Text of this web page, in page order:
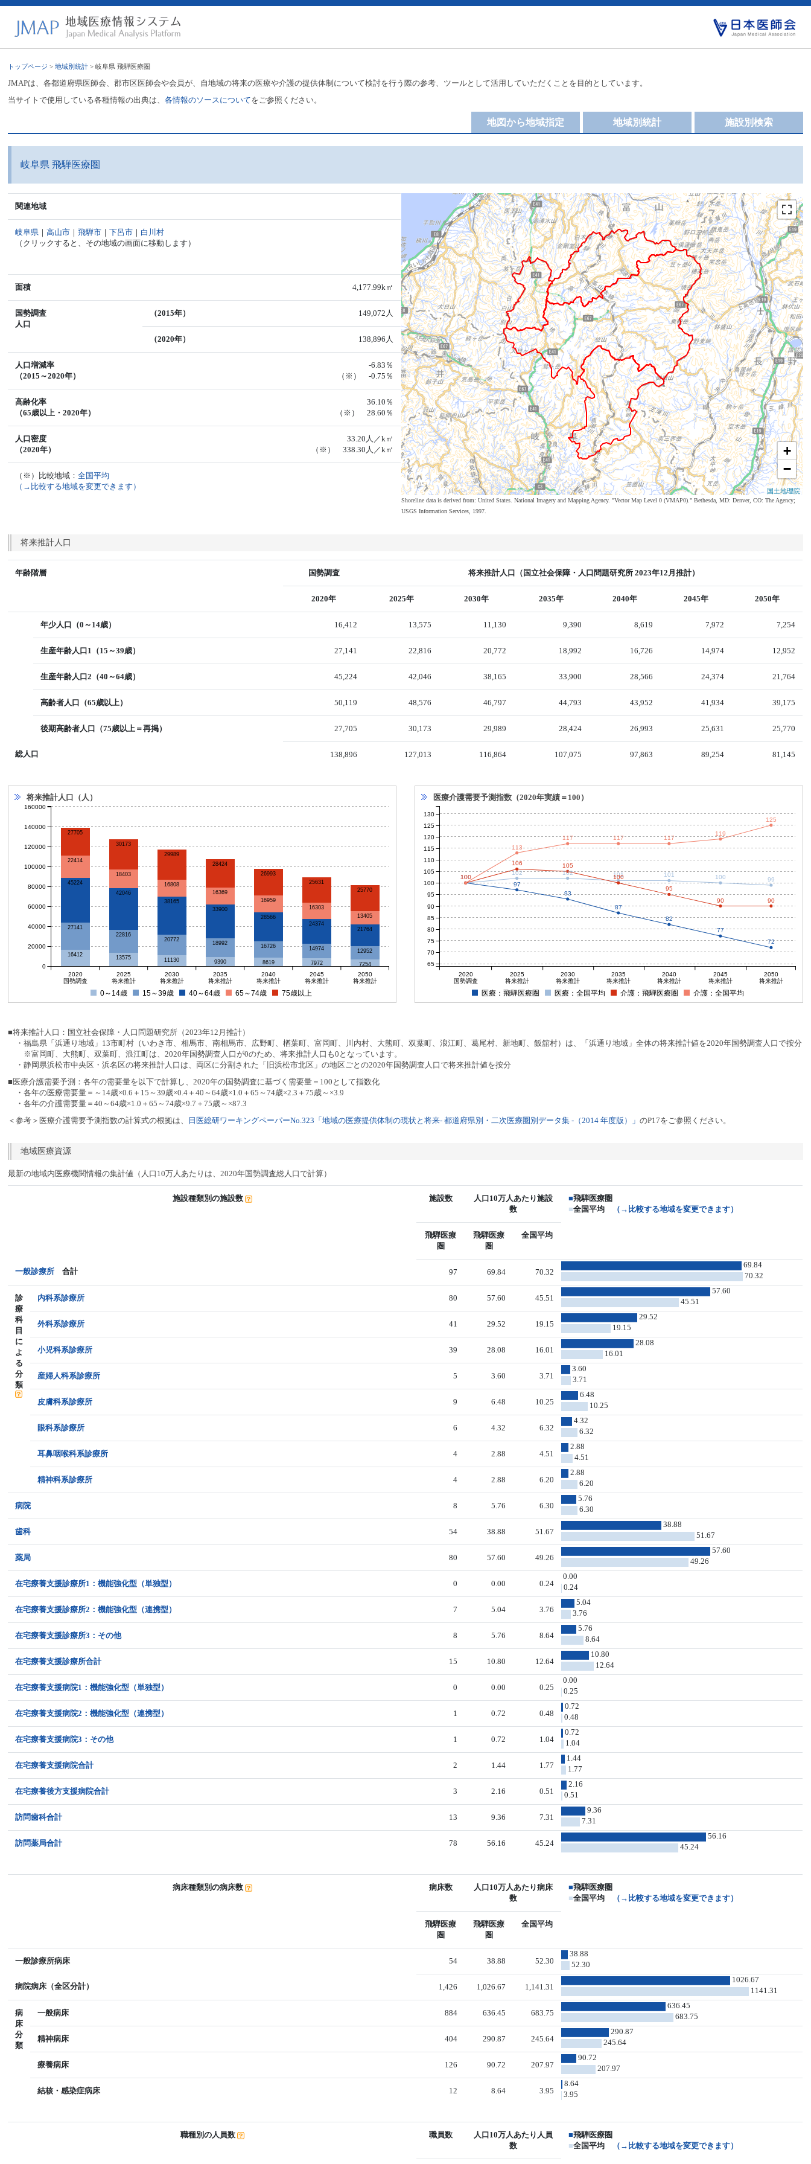
トップページ >地域別統計 > 岐阜県 飛騨医療圏
JMAPは、各都道府県医師会、郡市区医師会や会員が、自地域の将来の医療や介護の提供体制について検討を行う際の参考、ツールとして活用していただくことを目的としています。
当サイトで使用している各種情報の出典は、各情報のソースについてをご参照ください。
施設別検索
地域別統計
地図から地域指定
岐阜県 飛騨医療圏
関連地域
岐阜県 ｜高山市 ｜飛騨市 ｜下呂市 ｜ 白川村
（クリックすると、その地域の画面に移動します）
面積 4,177.99k㎡
国勢調査
人口
（2015年） 149,072人
（2020年） 138,896人
人口増減率
（2015～2020年）
-6.83％
（※） -0.75％
高齢化率
（65歳以上・2020年）
36.10％
（※） 28.60％
人口密度
（2020年）
33.20人／k㎡
（※） 338.30人／k㎡
（※）比較地域：全国平均
（→比較する地域を変更できます）
+
−
国土地理院
Shoreline data is derived from: United States. National Imagery and Mapping Agency. "Vector Map Level 0 (VMAP0)." Bethesda, MD: Denver, CO: The Agency;
USGS Information Services, 1997.
将来推計人口
年齢階層 国勢調査 将来推計人口（国立社会保障・人口問題研究所 2023年12月推計）
2020年 2025年 2030年 2035年 2040年 2045年 2050年
年少人口（0～14歳） 16,412 13,575 11,130 9,390 8,619 7,972 7,254
生産年齢人口1（15～39歳） 27,141 22,816 20,772 18,992 16,726 14,974 12,952
生産年齢人口2（40～64歳） 45,224 42,046 38,165 33,900 28,566 24,374 21,764
高齢者人口（65歳以上） 50,119 48,576 46,797 44,793 43,952 41,934 39,175
後期高齢者人口（75歳以上＝再掲） 27,705 30,173 29,989 28,424 26,993 25,631 25,770
総人口 138,896 127,013 116,864 107,075 97,863 89,254 81,145
将来推計人口（人）
16412 13575 11130 9390 8619 7972 7254
27141
22816
20772
18992
16726 14974 12952
45224
42046
38165
33900
28566
24374
21764
22414
18403
16808
16369
16959
16303
13405
27705
30173
29989
28424
26993
25631
25770
2020
国勢調査
2025
将来推計
2030
将来推計
2035
将来推計
2040
将来推計
2045
将来推計
2050
将来推計
0
20000
40000
60000
80000
100000
120000
140000
160000
0～14歳 15～39歳 40～64歳 65～74歳 75歳以上
医療介護需要予測指数（2020年実績＝100）
100
97
93
87
82
77
72
100
102 102 101 101 100 99
100
106
105
100
95
90
90
100
113
117 117 117
119
125
2020
国勢調査
2025
将来推計
2030
将来推計
2035
将来推計
2040
将来推計
2045
将来推計
2050
将来推計
70
75
80
85
90
95
100
105
110
115
120
125
130
65
医療：飛騨医療圏 医療：全国平均 介護：飛騨医療圏 介護：全国平均
■将来推計人口：国立社会保障・人口問題研究所（2023年12月推計）
・福島県「浜通り地域」13市町村（いわき市、相馬市、南相馬市、広野町、楢葉町、富岡町、川内村、大熊町、双葉町、浪江町、葛尾村、新地町、飯舘村）は、「浜通り地域」全体の将来推計値を2020年国勢調査人口で按分
※富岡町、大熊町、双葉町、浪江町は、2020年国勢調査人口が0のため、将来推計人口も0となっています。
・静岡県浜松市中央区・浜名区の将来推計人口は、両区に分割された「旧浜松市北区」の地区ごとの2020年国勢調査人口で将来推計値を按分
■医療介護需要予測：各年の需要量を以下で計算し、2020年の国勢調査に基づく需要量＝100として指数化
・各年の医療需要量＝～14歳×0.6＋15～39歳×0.4＋40～64歳×1.0＋65～74歳×2.3＋75歳～×3.9
・各年の介護需要量＝40～64歳×1.0＋65～74歳×9.7＋75歳～×87.3
＜参考＞医療介護需要予測指数の計算式の根拠は、
日医総研ワーキングペーパーNo.323「地域の医療提供体制の現状と将来- 都道府県別・二次医療圏別データ集 -（2014 年度版）」のP17をご参照ください。
地域医療資源
最新の地域内医療機関情報の集計値（人口10万人あたりは、2020年国勢調査総人口で計算）
施設種類別の施設数 施設数
人口10万人あたり施設
数
■飛騨医療圏
■全国平均 （→比較する地域を変更できます）
飛騨医療
圏
飛騨医療
圏
全国平均
一般診療所 合計 97 69.84 70.32
69.84
70.32
診
療
科
目
に
よ
る
分
類
内科系診療所 80 57.60 45.51
57.60
45.51
外科系診療所 41 29.52 19.15
29.52
19.15
小児科系診療所 39 28.08 16.01
28.08
16.01
産婦人科系診療所 5 3.60 3.71
3.60
3.71
皮膚科系診療所 9 6.48 10.25
6.48
10.25
眼科系診療所 6 4.32 6.32
4.32
6.32
耳鼻咽喉科系診療所 4 2.88 4.51
2.88
4.51
精神科系診療所 4 2.88 6.20
2.88
6.20
病院 8 5.76 6.30
5.76
6.30
歯科 54 38.88 51.67
38.88
51.67
薬局 80 57.60 49.26
57.60
49.26
在宅療養支援診療所1：機能強化型（単独型） 0 0.00 0.24
0.00
0.24
在宅療養支援診療所2：機能強化型（連携型） 7 5.04 3.76
5.04
3.76
在宅療養支援診療所3：その他 8 5.76 8.64
5.76
8.64
在宅療養支援診療所合計 15 10.80 12.64
10.80
12.64
在宅療養支援病院1：機能強化型（単独型） 0 0.00 0.25
0.00
0.25
在宅療養支援病院2：機能強化型（連携型） 1 0.72 0.48
0.72
0.48
在宅療養支援病院3：その他 1 0.72 1.04
0.72
1.04
在宅療養支援病院合計 2 1.44 1.77
1.44
1.77
在宅療養後方支援病院合計 3 2.16 0.51
2.16
0.51
訪問歯科合計 13 9.36 7.31
9.36
7.31
訪問薬局合計 78 56.16 45.24
56.16
45.24
病床種類別の病床数 病床数
人口10万人あたり病床
数
■飛騨医療圏
■全国平均 （→比較する地域を変更できます）
飛騨医療
圏
飛騨医療
圏
全国平均
一般診療所病床 54 38.88 52.30
38.88
52.30
病院病床（全区分計） 1,426 1,026.67 1,141.31
1026.67
1141.31
病
床
分
類
一般病床 884 636.45 683.75
636.45
683.75
精神病床 404 290.87 245.64
290.87
245.64
療養病床 126 90.72 207.97
90.72
207.97
結核・感染症病床 12 8.64 3.95
8.64
3.95
職種別の人員数 職員数
人口10万人あたり人員
数
■飛騨医療圏
■全国平均 （→比較する地域を変更できます）